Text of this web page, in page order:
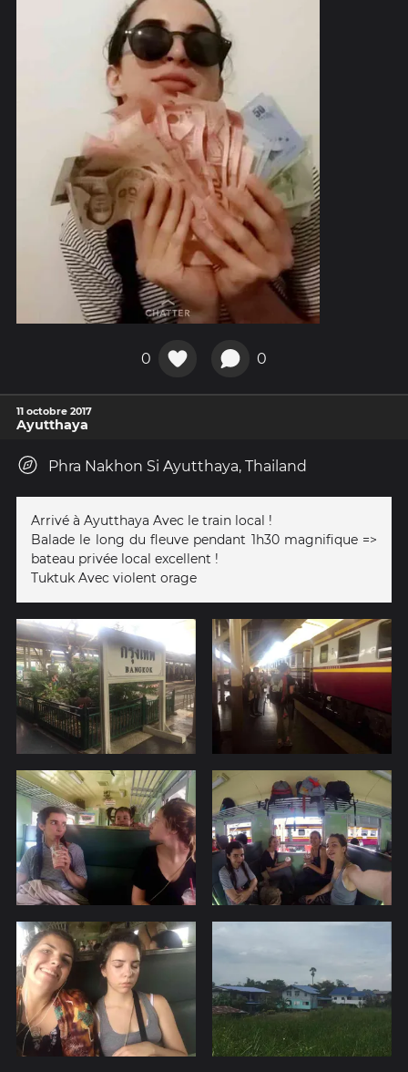
0 0
11 octobre 2017
Ayutthaya
Phra Nakhon Si Ayutthaya, Thailand
Arrivé à Ayutthaya Avec le train local !
Balade le long du fleuve pendant 1h30 magnifique =>
bateau privée local excellent !
Tuktuk Avec violent orage